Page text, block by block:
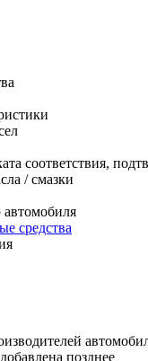
соответствия,
/ смазки
средства
позднее